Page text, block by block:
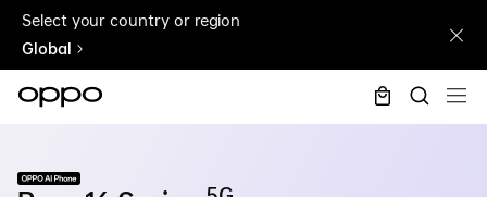
Select your country or region
Global